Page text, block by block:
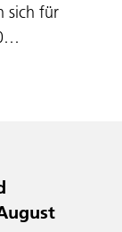
sich für